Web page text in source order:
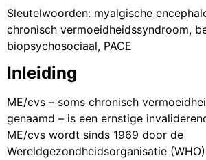
Sleutelwoorden: myalgische
chronisch vermoeidheidssyndroom,
biopsychosociaal, PACE
Inleiding
ME/cvs – soms chronisch
genaamd – is een ernstige
ME/cvs wordt sinds 1969 door de
Wereldgezondheidsorganisatie